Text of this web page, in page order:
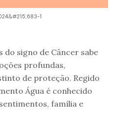
1
do signo de Câncer sabe
profundas,
de proteção. Regido
Água é conhecido
família e